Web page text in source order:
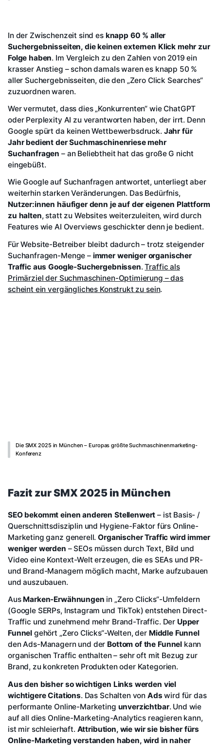
In der Zwischenzeit sind es knapp 60 % aller
Suchergebnisseiten, die keinen externen Klick mehr zur
Folge haben. Im Vergleich zu den Zahlen von 2019 ein
krasser Anstieg – schon damals waren es knapp 50 %
aller Suchergebnisseiten, die den „Zero Click Searches“
zuzuordnen waren.
Wer vermutet, dass dies „Konkurrenten“ wie ChatGPT
oder Perplexity AI zu verantworten haben, der irrt. Denn
Google spürt da keinen Wettbewerbsdruck. Jahr für
Jahr bedient der Suchmaschinenriese mehr
Suchanfragen – an Beliebtheit hat das große G nicht
eingebüßt.
Wie Google auf Suchanfragen antwortet, unterliegt aber
weiterhin starken Veränderungen. Das Bedürfnis,
Nutzer:innen häufiger denn je auf der eigenen Plattform
zu halten, statt zu Websites weiterzuleiten, wird durch
Features wie AI Overviews geschickter denn je bedient.
Für Website-Betreiber bleibt dadurch – trotz steigender
Suchanfragen-Menge – immer weniger organischer
Traffic aus Google-Suchergebnissen.Traffic als
Primärziel der Suchmaschinen-Optimierung – das
scheint ein vergängliches Konstrukt zu sein.
Die SMX 2025 in München – Europas größte Suchmaschinenmarketing-
Konferenz
Fazit zur SMX 2025 in München
SEO bekommt einen anderen Stellenwert – ist Basis- /
Querschnittsdisziplin und Hygiene-Faktor fürs Online-
Marketing ganz generell.Organischer Traffic wird immer
weniger werden – SEOs müssen durch Text, Bild und
Video eine Kontext-Welt erzeugen, die es SEAs und PR-
und Brand-Managern möglich macht, Marke aufzubauen
und auszubauen.
Aus Marken-Erwähnungen in „Zero Clicks“-Umfeldern
(Google SERPs, Instagram und TikTok) entstehen Direct-
Traffic und zunehmend mehr Brand-Traffic. Der Upper
Funnel gehört „Zero Clicks“-Welten, der Middle Funnel
den Ads-Managern und der Bottom of the Funnel kann
organischen Traffic enthalten – sehr oft mit Bezug zur
Brand, zu konkreten Produkten oder Kategorien.
Aus den bisher so wichtigen Links werden viel
wichtigere Citations. Das Schalten von Ads wird für das
performante Online-Marketing unverzichtbar. Und wie
auf all dies Online-Marketing-Analytics reagieren kann,
ist mir schleierhaft. Attribution, wie wir sie bisher fürs
Online-Marketing verstanden haben, wird in naher